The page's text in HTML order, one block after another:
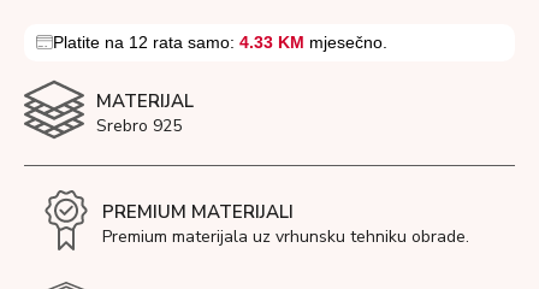
Platite na 12 rata samo: 4.33 KM mjesečno.
MATERIJAL
Srebro 925
PREMIUM MATERIJALI
Premium materijala uz vrhunsku tehniku obrade.